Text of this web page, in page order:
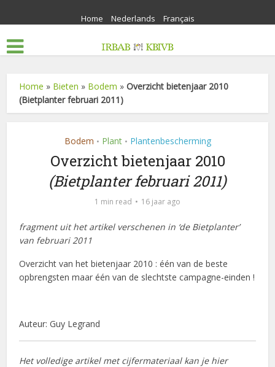
Home Nederlands Français
Home » Bieten » Bodem »Overzicht bietenjaar 2010
(Bietplanter februari 2011)
Bodem • Plant • Plantenbescherming
Overzicht bietenjaar 2010
(Bietplanter februari 2011)
1 min read 16 jaar ago
fragment uit het artikel verschenen in ‘de Bietplanter’
van februari 2011
Overzicht van het bietenjaar 2010 : één van de beste
opbrengsten maar één van de slechtste campagne-einden !
Auteur: Guy Legrand
Het volledige artikel met cijfermateriaal kan je hier